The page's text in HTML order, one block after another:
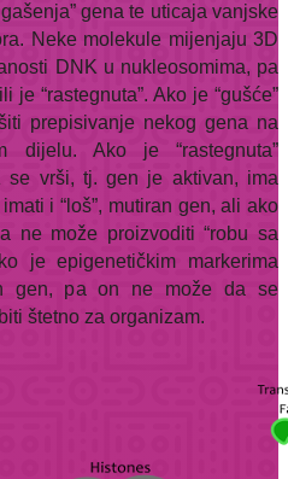
gena te uticaja vanjske
Neke molekule mijenjaju 3D
DNK u nukleosomima, pa
je “rastegnuta”. Ako je “gušće”
prepisivanje nekog gena na
dijelu. Ako je “rastegnuta”
se vrši, tj. gen je aktivan, ima
i “loš”, mutiran gen, ali ako
ne može proizvoditi “robu sa
je epigenetičkim markerima
gen, pa on ne može da se
štetno za organizam.